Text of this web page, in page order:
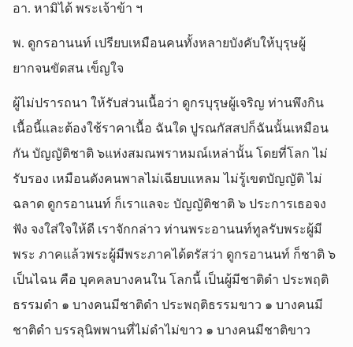
อา. หามิได้ พระเจ้าข้า ฯ
พ. ดูกรอานนท์ เปรียบเหมือนคนทั้งหลายบังคับให้บุรุษผู้
ยากจนขัดสน เข็ญใจ
ผู้ไม่ปรารถนา ให้รับส่วนเนื้อว่า ดูกรบุรุษผู้เจริญ ท่านพึงกิน
เนื้อนี้และต้องใช้ราคาเนื้อ ฉันใด ปูรณกัสสปก็ฉันนั้นเหมือน
กัน บัญญัติชาติ ๖แห่งสมณพราหมณ์เหล่านั้น โดยที่โลก ไม่
รับรอง เหมือนดังคนพาลไม่เฉียบแหลม ไม่รู้เขตบัญญัติ ไม่
ฉลาด ดูกรอานนท์ ก็เราแลจะ บัญญัติชาติ ๖ ประการเธอจง
ฟัง จงใส่ใจให้ดี เราจักกล่าว ท่านพระอานนท์ทูลรับพระผู้มี
พระ ภาคแล้วพระผู้มีพระภาคได้ตรัสว่า ดูกรอานนท์ ก็ชาติ ๖
เป็นไฉน คือ บุคคลบางคนใน โลกนี้ เป็นผู้มีชาติดำ ประพฤติ
ธรรมดำ ๑ บางคนมีชาติดำ ประพฤติธรรมขาว ๑ บางคนมี
ชาติดำ บรรลุนิพพานที่ไม่ดำไม่ขาว ๑ บางคนมีชาติขาว